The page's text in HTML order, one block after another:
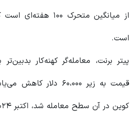
است.
پیتر برنت، معامله‌گر کهنه‌کار
قیمت به زیر ۶۰،۰۰۰
کوین در آن سطح معامله شد، اکتبر ۲۰۲۴ بود.